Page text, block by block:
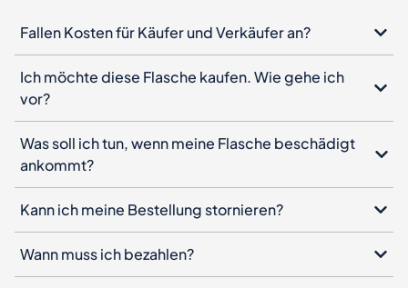
Fallen Kosten für Käufer und Verkäufer an?
Ich möchte diese Flasche kaufen. Wie gehe ich
vor?
Was soll ich tun, wenn meine Flasche beschädigt
ankommt?
Kann ich meine Bestellung stornieren?
Wann muss ich bezahlen?